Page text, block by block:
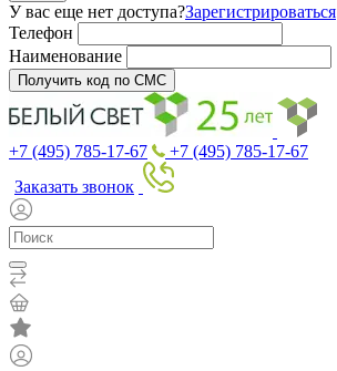
У вас еще нет доступа?Зарегистрироваться
Телефон
Наименование
Получить код по СМС
+7 (495) 785-17-67
+7 (495) 785-17-67
Заказать звонок